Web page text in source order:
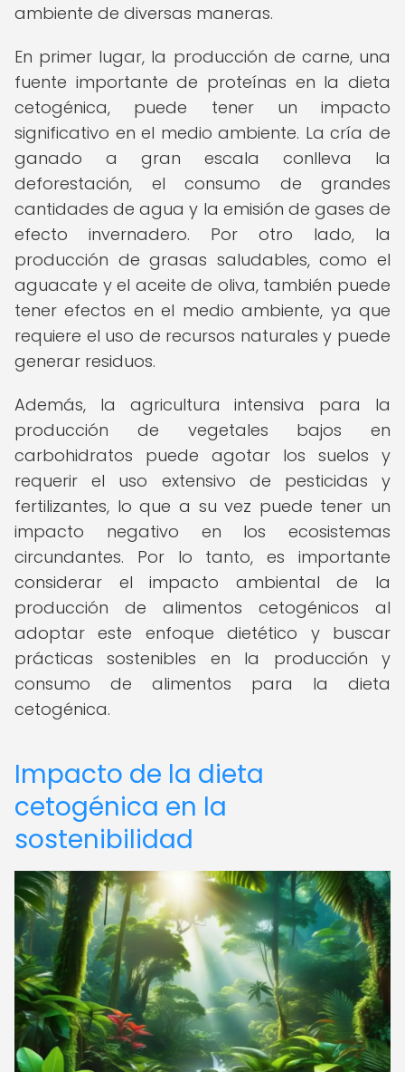
ambiente de diversas maneras.
En primer lugar, la producción de carne, una
fuente importante de proteínas en la dieta
cetogénica, puede tener un impacto
significativo en el medio ambiente. La cría de
ganado a gran escala conlleva la
deforestación, el consumo de grandes
cantidades de agua y la emisión de gases de
efecto invernadero. Por otro lado, la
producción de grasas saludables, como el
aguacate y el aceite de oliva, también puede
tener efectos en el medio ambiente, ya que
requiere el uso de recursos naturales y puede
generar residuos.
Además, la agricultura intensiva para la
producción de vegetales bajos en
carbohidratos puede agotar los suelos y
requerir el uso extensivo de pesticidas y
fertilizantes, lo que a su vez puede tener un
impacto negativo en los ecosistemas
circundantes. Por lo tanto, es importante
considerar el impacto ambiental de la
producción de alimentos cetogénicos al
adoptar este enfoque dietético y buscar
prácticas sostenibles en la producción y
consumo de alimentos para la dieta
cetogénica.
Impacto de la dieta
cetogénica en la
sostenibilidad